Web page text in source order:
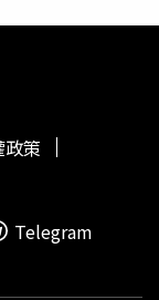
政策
Telegram